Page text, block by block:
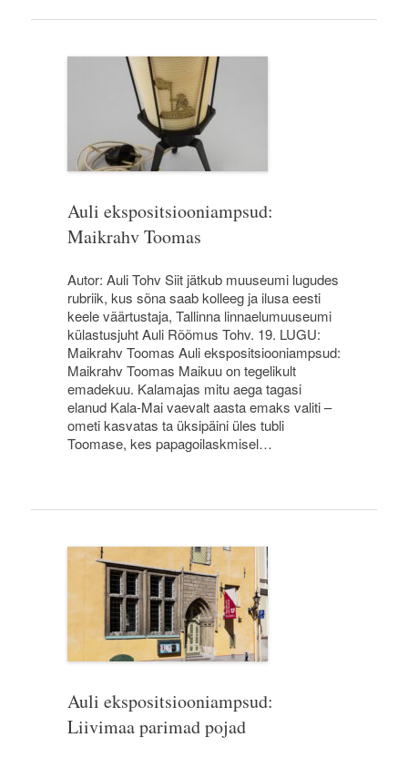
Auli ekspositsiooniampsud:
Maikrahv Toomas
Autor: Auli Tohv Siit jätkub muuseumi lugudes
rubriik, kus sõna saab kolleeg ja ilusa eesti
keele väärtustaja, Tallinna linnaelumuuseumi
külastusjuht Auli Rõõmus Tohv. 19. LUGU:
Maikrahv Toomas Auli ekspositsiooniampsud:
Maikrahv Toomas Maikuu on tegelikult
emadekuu. Kalamajas mitu aega tagasi
elanud Kala-Mai vaevalt aasta emaks valiti –
ometi kasvatas ta üksipäini üles tubli
Toomase, kes papagoilaskmisel…
Auli ekspositsiooniampsud:
Liivimaa parimad pojad